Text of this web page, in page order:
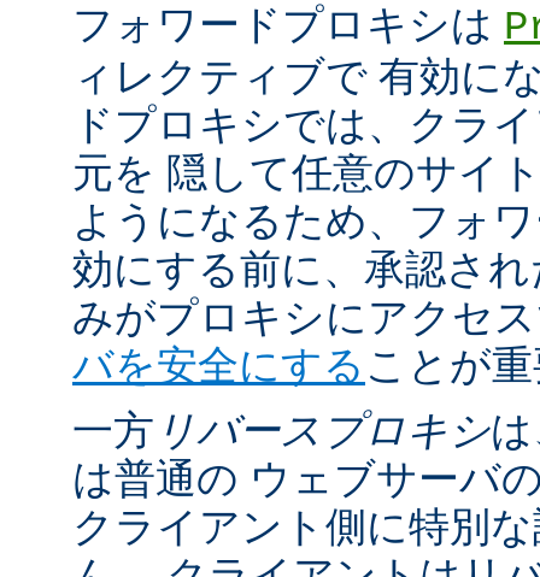
フォワードプロキシは
ィレクティブで 有効に
ドプロキシでは、クラ
元を 隠して任意のサイ
ようになるため、フォ
効にする前に、承認さ
みがプロキシにアクセ
バを安全にする ことが
一方 リバースプロキシ
は普通の ウェブサーバ
クライアント側に特別